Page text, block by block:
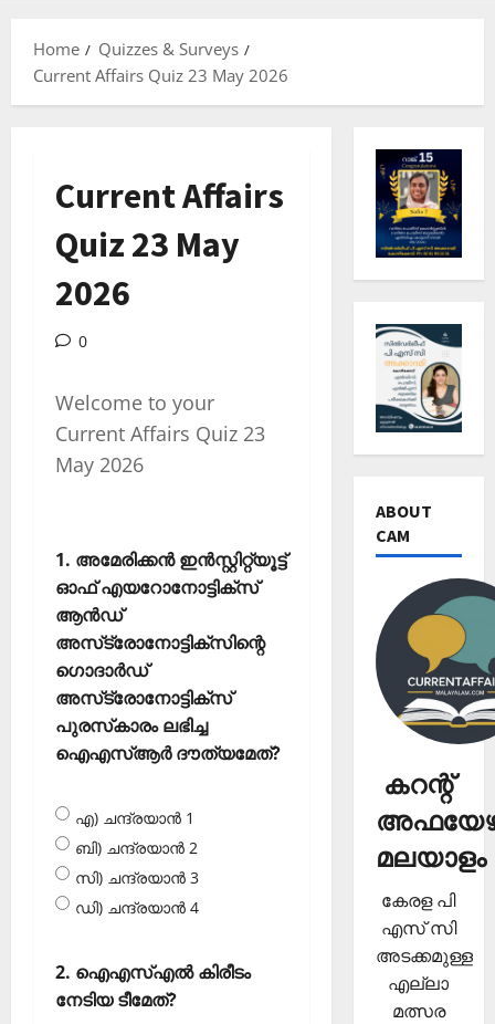
Home
Quizzes & Surveys
Current Affairs Quiz 23 May 2026
Current Affairs
Quiz 23 May
2026
0
Welcome to your
Current Affairs Quiz 23
May 2026
1. അമേരിക്കന്‍ ഇന്‍സ്റ്റിറ്റ്യൂട്ട്
ഓഫ് എയറോനോട്ടിക്‌സ്
ആന്‍ഡ്
അസ്‌ട്രോനോട്ടിക്‌സിന്റെ
ഗൊദാര്‍ഡ്
അസ്‌ട്രോനോട്ടിക്‌സ്
പുരസ്‌കാരം ലഭിച്ച
ഐഎസ്ആര്‍ ദൗത്യമേത്?
എ) ചന്ദ്രയാന്‍ 1
ബി) ചന്ദ്രയാന്‍ 2
സി) ചന്ദ്രയാന്‍ 3
ഡി) ചന്ദ്രയാന്‍ 4
2. ഐഎസ്എല്‍ കിരീടം
നേടിയ ടീമേത്?
ABOUT
CAM
കറന്റ്
മലയാളം
കേരള പി
എസ് സി
അടക്കമുള്ള
എല്ലാ
മത്സര